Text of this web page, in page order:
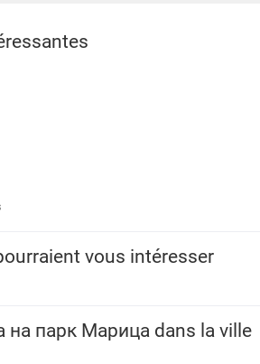
vous intéresser
на парк Марица dans la ville